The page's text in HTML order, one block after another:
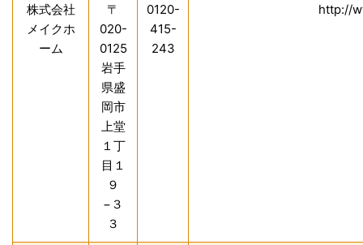
株式会社
メイクホ
ーム
〒
020-
0125
岩手
県盛
岡市
上堂
１丁
目１
９
−３
３
0120-
415-
243
http://